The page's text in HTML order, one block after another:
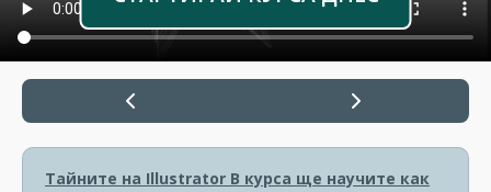
Тайните на Illustrator В курса ще научите как